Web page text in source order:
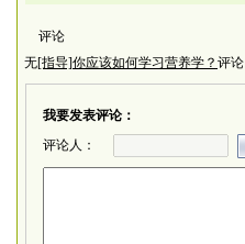
评论
无[指导]你应该如何学习营养学？ 评论
我要发表评论：
评论人：